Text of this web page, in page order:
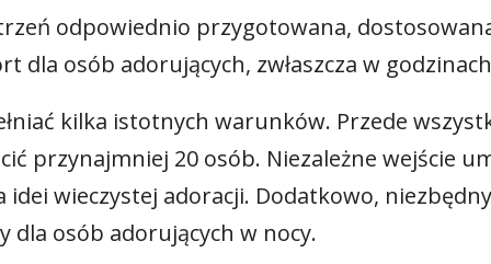
odpowiednio przygotowana,
dla osób adorujących, zwłaszcza w
kilka istotnych warunków. Przede
przynajmniej 20 osób. Niezależne wejście
idei wieczystej adoracji. Dodatkowo,
dla osób adorujących w nocy.